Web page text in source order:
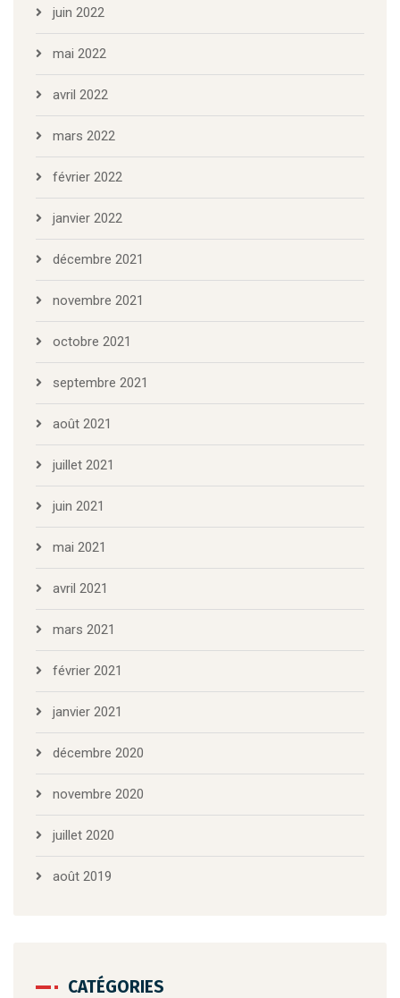
juin 2022
mai 2022
avril 2022
mars 2022
février 2022
janvier 2022
décembre 2021
novembre 2021
octobre 2021
septembre 2021
août 2021
juillet 2021
juin 2021
mai 2021
avril 2021
mars 2021
février 2021
janvier 2021
décembre 2020
novembre 2020
juillet 2020
août 2019
CATÉGORIES